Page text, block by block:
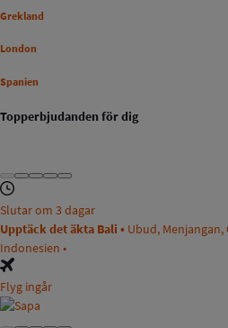
Grekland
London
Spanien
Topperbjudanden för dig
Slutar om 3 dagar
Upptäck det äkta Bali • Ubud, Menjangan,
Indonesien •
Flyg ingår